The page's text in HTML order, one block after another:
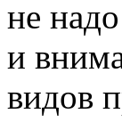
не
и
видов